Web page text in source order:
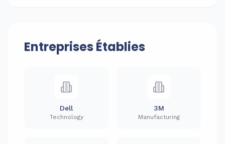
Entreprises Établies
Dell
Technology
3M
Manufacturing